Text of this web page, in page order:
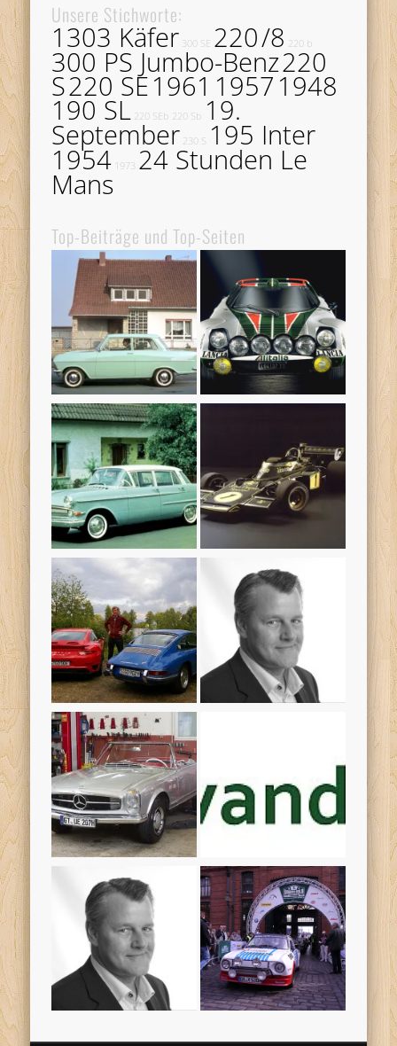
Unsere Stichworte:
1303 Käfer 300 SE 220/8 220 b
300 PS Jumbo-Benz220
S220 SE1961 1957 1948
190 SL 220 SEb 220 Sb 19.
September 230 S 195 Inter
1954 1973 24 Stunden Le
Mans
Top-Beiträge und Top-Seiten